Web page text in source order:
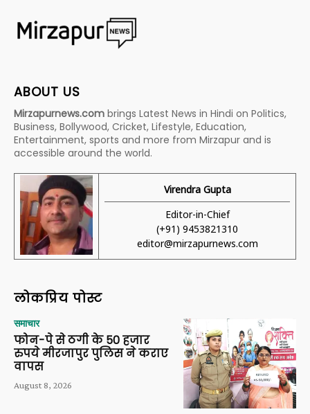
ABOUT US
Mirzapurnews.com brings Latest News in Hindi on Politics,
Business, Bollywood, Cricket, Lifestyle, Education,
Entertainment, sports and more from Mirzapur and is
accessible around the world.
Virendra Gupta
Editor-in-Chief
(+91) 9453821310
editor@mirzapurnews.com
लोकप्रिय पोस्ट
समाचार
फोन-पे से ठगी के 50 हजार
रुपये मीरजापुर पुलिस ने कराए
वापस
August 8, 2026